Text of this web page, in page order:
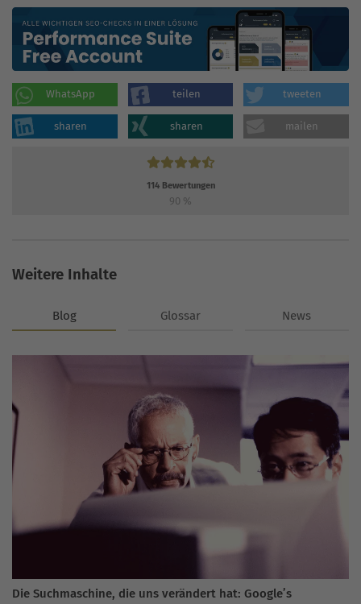
WhatsApp teilen tweeten
sharen sharen mailen
114Bewertungen
90 %
Weitere Inhalte
Blog Glossar News
Die Suchmaschine, die uns verändert hat: Google’s